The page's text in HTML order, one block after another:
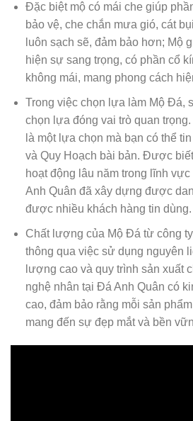
Đặc biệt mộ có mái che giúp
bảo vệ, che chắn mưa gió, cát
luôn sạch sẽ, đảm bảo hơn; Mộ
hiện sự sang trọng, có phần cổ
không mái, mang phong cách
Trong việc chọn lựa làm Mộ Đá,
chọn lựa đóng vai trò quan
là một lựa chọn mà bạn có thể
và Quy Hoạch bài bản. Được
hoạt động lâu năm trong lĩnh
Anh Quân đã xây dựng được
được nhiều khách hàng tin dùng.
Chất lượng của Mộ Đá từ công
thông qua việc sử dụng nguyên
lượng cao và quy trình sản xuất
nghệ nhân tại Đá Anh Quân có
cao, đảm bảo rằng mỗi sản
mang đến sự đẹp mắt và bền